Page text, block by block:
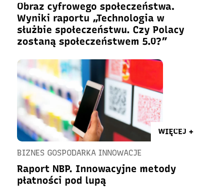
Obraz cyfrowego społeczeństwa.
Wyniki raportu „Technologia w
służbie społeczeństwu. Czy Polacy
zostaną społeczeństwem 5.0?”
WIĘCEJ +
BIZNES GOSPODARKA INNOWACJE
Raport NBP. Innowacyjne metody
płatności pod lupą